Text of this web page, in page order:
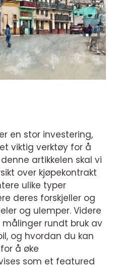
en stor investering,
viktig verktøy for å
artikkelen skal vi
over kjøpekontrakt
ulike typer
deres forskjeller og
og ulemper. Videre
rundt bruk av
og hvordan du kan
å øke
som et featured